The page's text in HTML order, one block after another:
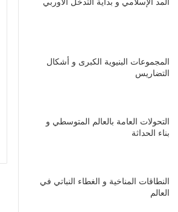
المجموعات البنيوية الكبرى و أشكال
التضاريس
التحولات العامة بالعالم المتوسطي و
بناء الحداثة
النطاقات المناخية و الغطاء النباتي في
العالم